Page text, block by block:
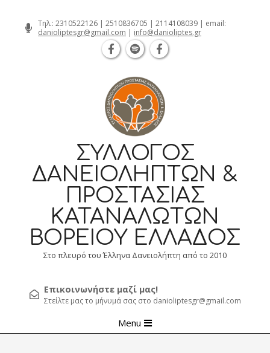
Τηλ.: 2310522126 | 2510836705 | 2114108039 | email:
danioliptesgr@gmail.com | info@danioliptes.gr
ΣΎΛΛΟΓΟΣ
ΔΑΝΕΙΟΛΗΠΤΏΝ &
ΠΡΟΣΤΑΣΊΑΣ
ΚΑΤΑΝΑΛΩΤΏΝ
ΒΟΡΕΊΟΥ ΕΛΛΆΔΟΣ
Στο πλευρό του Έλληνα Δανειολήπτη από το 2010
Επικοινωνήστε μαζί μας!
Στείλτε μας το μήνυμά σας στο danioliptesgr@gmail.com
Navigation
Menu